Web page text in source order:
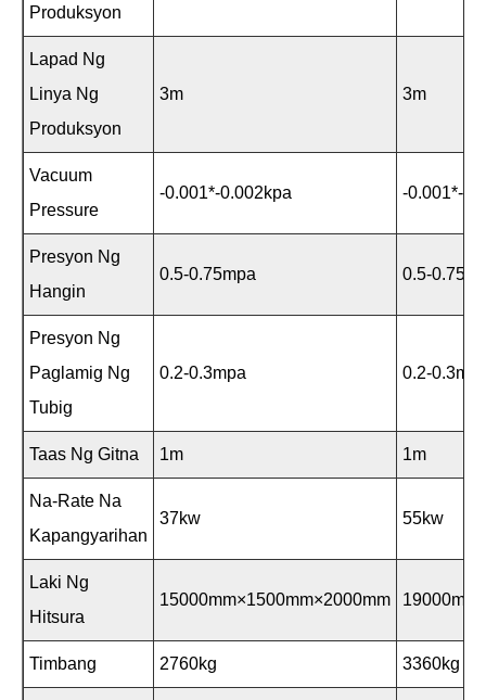
Produksyon
Lapad Ng
Linya Ng
Produksyon
3m 3m
Vacuum
Pressure
-0.001*-0.002kpa -0.001*-
Presyon Ng
Hangin
0.5-0.75mpa 0.5-
Presyon Ng
Paglamig Ng
Tubig
0.2-0.3mpa 0.2-
Taas Ng Gitna 1m 1m
Na-Rate Na
Kapangyarihan
37kw 55kw
Laki Ng
Hitsura
15000mm×1500mm×2000mm
Timbang 2760kg 3360kg